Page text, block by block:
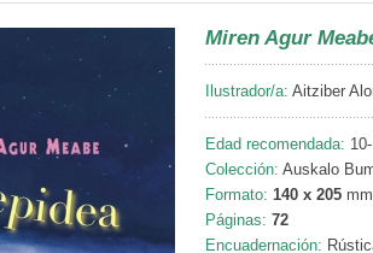
Miren Agur
Ilustrador/a: Aitziber
Edad recomendada:
Colección: Auskalo
Formato: 140 x 205 mm
Páginas: 72
Encuadernación: